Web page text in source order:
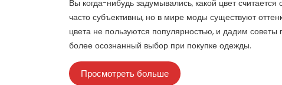
Вы когда-нибудь задумывались, какой цвет
часто субъективны, но в мире моды существуют
цвета не пользуются популярностью, и дадим
более осознанный выбор при покупке одежды.
Просмотреть больше